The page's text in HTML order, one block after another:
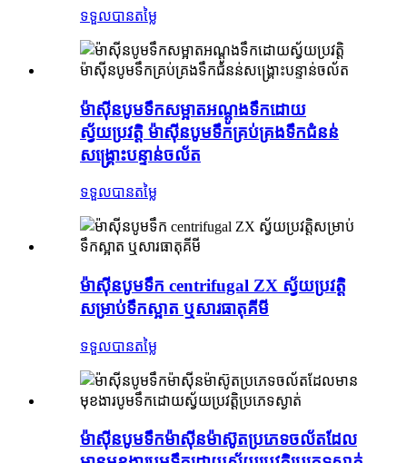
ទទួលបានតម្លៃ
ម៉ាស៊ីនបូមទឹកសម្អាតអណ្តូងទឹកដោយ
ស្វ័យប្រវត្តិ ម៉ាស៊ីនបូមទឹកគ្រប់គ្រងទឹកជំនន់
សង្គ្រោះបន្ទាន់ចល័ត
ទទួលបានតម្លៃ
ម៉ាស៊ីនបូមទឹក centrifugal ZX ស្វ័យប្រវត្តិ
សម្រាប់ទឹកស្អាត ឬសារធាតុគីមី
ទទួលបានតម្លៃ
ម៉ាស៊ីនបូមទឹកម៉ាស៊ីនម៉ាស៊ូតប្រភេទចល័តដែល